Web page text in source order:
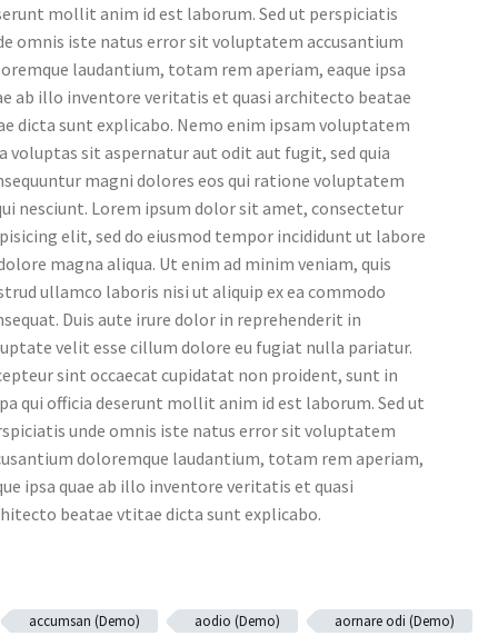
mollit anim id est laborum. Sed ut perspiciatis
omnis iste natus error sit voluptatem accusantium
laudantium, totam rem aperiam, eaque ipsa
ab illo inventore veritatis et quasi architecto beatae
dicta sunt explicabo. Nemo enim ipsam voluptatem
voluptas sit aspernatur aut odit aut fugit, sed quia
magni dolores eos qui ratione voluptatem
nesciunt. Lorem ipsum dolor sit amet, consectetur
elit, sed do eiusmod tempor incididunt ut labore
magna aliqua. Ut enim ad minim veniam, quis
ullamco laboris nisi ut aliquip ex ea commodo
Duis aute irure dolor in reprehenderit in
velit esse cillum dolore eu fugiat nulla pariatur.
sint occaecat cupidatat non proident, sunt in
qui officia deserunt mollit anim id est laborum. Sed ut
unde omnis iste natus error sit voluptatem
doloremque laudantium, totam rem aperiam,
ipsa quae ab illo inventore veritatis et quasi
beatae vtitae dicta sunt explicabo.
accumsan (Demo) aodio (Demo)
aornare odi (Demo)